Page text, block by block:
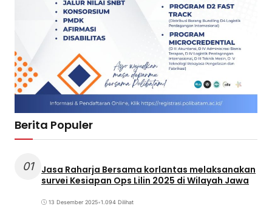
Berita Populer
01
Jasa Raharja Bersama korlantas melaksanakan
survei Kesiapan Ops Lilin 2025 di Wilayah Jawa
13 Desember 2025•1.094 Dilihat